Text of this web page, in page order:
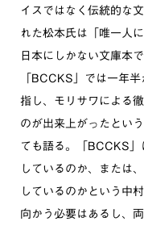
イスではなく伝統的な
れた松本氏は「唯一人
日本にしかない文庫本
「BCCKS」では一年
指し、モリサワによる
のが出来上がったとい
ても語る。「BCCKS
しているのか、または
しているのかという中
向かう必要はあるし、